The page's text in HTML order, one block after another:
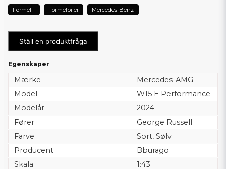
Formel 1 Formelbiler Mercedes-Benz
Ställ en produktfråga
Egenskaper
Mærke
Mercedes-AMG
Model
W15 E Performance
Modelår
2024
Fører
George Russell
Farve
Sort, Sølv
Producent
Bburago
Skala
1:43